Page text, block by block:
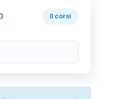
0 corsi